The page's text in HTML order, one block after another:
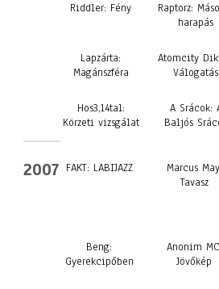
Riddler: Fény
Raptorz:
harapás
Lapzárta:
Magánszféra
Atomcity
Válogatás
Hos3,14tal:
Körzeti vizsgálat
A Srácok:
Baljós
2007 FAKT: LABIJAZZ
Marcus
Tavasz
Beng:
Gyerekcipőben
Anonim
Jövőkép